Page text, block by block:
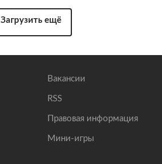
Загрузить ещё
Вакансии
RSS
Правовая информация
Мини-игры